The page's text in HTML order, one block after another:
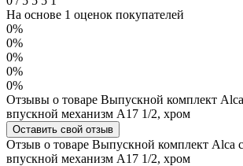
На основе 1 оценок покупателей
0%
0%
0%
0%
0%
Отзывы о товаре Выпускной комплект
впускной механизм А17 1/2, хром
Оставить свой отзыв
Отзыв о товаре Выпускной комплект Alca
впускной механизм А17 1/2, хром